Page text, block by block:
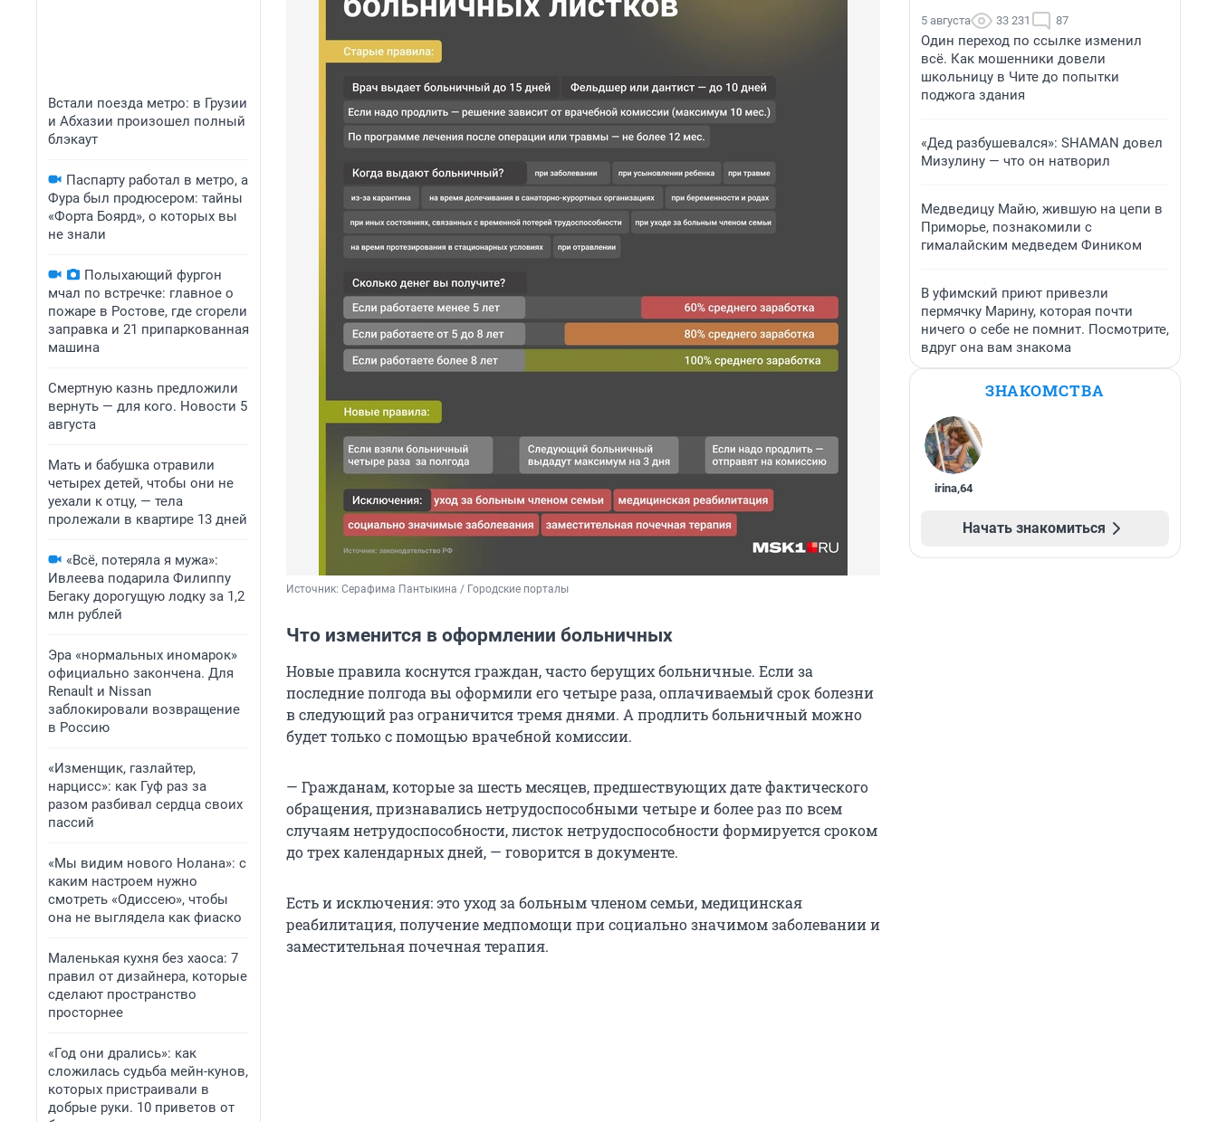
Встали поезда метро: в Грузии
и Абхазии произошел полный
блэкаут
Паспарту работал в метро, а
Фура был продюсером: тайны
«Форта Боярд», о которых вы
не знали
Полыхающий фургон
мчал по встречке: главное о
пожаре в Ростове, где сгорели
заправка и 21 припаркованная
машина
Смертную казнь предложили
вернуть — для кого. Новости 5
августа
Мать и бабушка отравили
четырех детей, чтобы они не
уехали к отцу, — тела
пролежали в квартире 13 дней
«Всё, потеряла я мужа»:
Ивлеева подарила Филиппу
Бегаку дорогущую лодку за 1,2
млн рублей
Эра «нормальных иномарок»
официально закончена. Для
Renault и Nissan
заблокировали возвращение
в Россию
«Изменщик, газлайтер,
нарцисс»: как Гуф раз за
разом разбивал сердца своих
пассий
«Мы видим нового Нолана»: с
каким настроем нужно
смотреть «Одиссею», чтобы
она не выглядела как фиаско
Маленькая кухня без хаоса: 7
правил от дизайнера, которые
сделают пространство
просторнее
«Год они дрались»: как
сложилась судьба мейн-кунов,
которых пристраивали в
добрые руки. 10 приветов от
Источник: Серафима Пантыкина / Городские порталы
Что изменится в оформлении больничных
Новые правила коснутся граждан, часто берущих больничные. Если за
последние полгода вы оформили его четыре раза, оплачиваемый срок болезни
в следующий раз ограничится тремя днями. А продлить больничный можно
будет только с помощью врачебной комиссии.
— Гражданам, которые за шесть месяцев, предшествующих дате фактического
обращения, признавались нетрудоспособными четыре и более раз по всем
случаям нетрудоспособности, листок нетрудоспособности формируется сроком
до трех календарных дней, — говорится в документе.
Есть и исключения: это уход за больным членом семьи, медицинская
реабилитация, получение медпомощи при социально значимом заболевании и
заместительная почечная терапия.
5 августа 33 231 87
Один переход по ссылке изменил
всё. Как мошенники довели
школьницу в Чите до попытки
поджога здания
«Дед разбушевался»: SHAMAN довел
Мизулину — что он натворил
Медведицу Майю, жившую на цепи в
Приморье, познакомили с
гималайским медведем Фиником
В уфимский приют привезли
пермячку Марину, которая почти
ничего о себе не помнит. Посмотрите,
вдруг она вам знакома
ЗНАКОМСТВА
irina,64
Начать знакомиться